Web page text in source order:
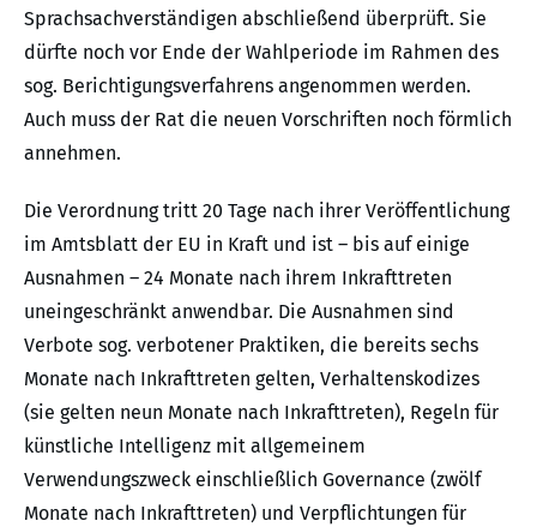
Sprachsachverständigen abschließend überprüft. Sie
dürfte noch vor Ende der Wahlperiode im Rahmen des
sog. Berichtigungsverfahrens angenommen werden.
Auch muss der Rat die neuen Vorschriften noch förmlich
annehmen.
Die Verordnung tritt 20 Tage nach ihrer Veröffentlichung
im Amtsblatt der EU in Kraft und ist – bis auf einige
Ausnahmen – 24 Monate nach ihrem Inkrafttreten
uneingeschränkt anwendbar. Die Ausnahmen sind
Verbote sog. verbotener Praktiken, die bereits sechs
Monate nach Inkrafttreten gelten, Verhaltenskodizes
(sie gelten neun Monate nach Inkrafttreten), Regeln für
künstliche Intelligenz mit allgemeinem
Verwendungszweck einschließlich Governance (zwölf
Monate nach Inkrafttreten) und Verpflichtungen für